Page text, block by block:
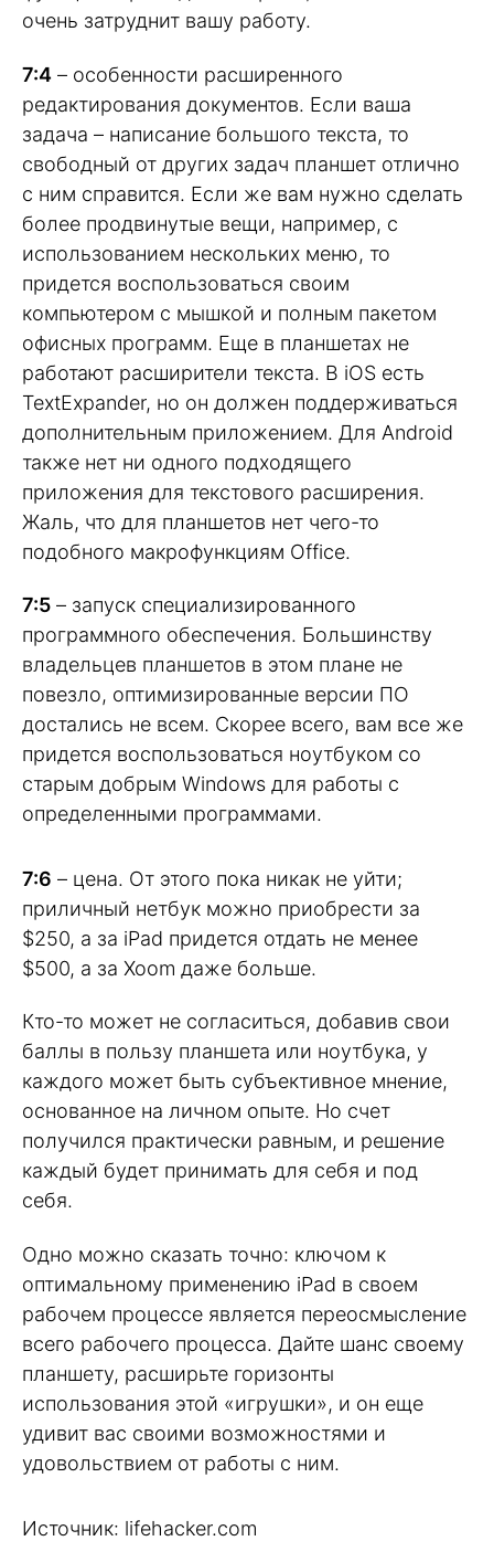
очень затруднит вашу работу.
7:4 – особенности расширенного
редактирования документов. Если ваша
задача – написание большого текста, то
свободный от других задач планшет отлично
с ним справится. Если же вам нужно сделать
более продвинутые вещи, например, с
использованием нескольких меню, то
придется воспользоваться своим
компьютером с мышкой и полным пакетом
офисных программ. Еще в планшетах не
работают расширители текста. В iOS есть
TextExpander, но он должен поддерживаться
дополнительным приложением. Для Android
также нет ни одного подходящего
приложения для текстового расширения.
Жаль, что для планшетов нет чего-то
подобного макрофункциям Office.
7:5 – запуск специализированного
программного обеспечения. Большинству
владельцев планшетов в этом плане не
повезло, оптимизированные версии ПО
достались не всем. Скорее всего, вам все же
придется воспользоваться ноутбуком со
старым добрым Windows для работы с
определенными программами.
7:6 – цена. От этого пока никак не уйти;
приличный нетбук можно приобрести за
$250, а за iPad придется отдать не менее
$500, а за Xoom даже больше.
Кто-то может не согласиться, добавив свои
баллы в пользу планшета или ноутбука, у
каждого может быть субъективное мнение,
основанное на личном опыте. Но счет
получился практически равным, и решение
каждый будет принимать для себя и под
себя.
Одно можно сказать точно: ключом к
оптимальному применению iPad в своем
рабочем процессе является переосмысление
всего рабочего процесса. Дайте шанс своему
планшету, расширьте горизонты
использования этой «игрушки», и он еще
удивит вас своими возможностями и
удовольствием от работы с ним.
Источник: lifehacker.com